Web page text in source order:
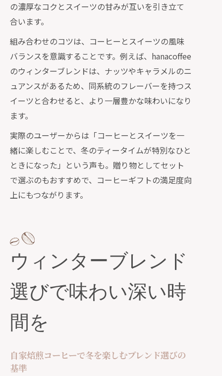
の濃厚なコクとスイーツの甘みが互いを引き立て
合います。
組み合わせのコツは、コーヒーとスイーツの風味
バランスを意識することです。例えば、hanacoffee
のウィンターブレンドは、ナッツやキャラメルのニ
ュアンスがあるため、同系統のフレーバーを持つス
イーツと合わせると、より一層豊かな味わいになり
ます。
実際のユーザーからは「コーヒーとスイーツを一
緒に楽しむことで、冬のティータイムが特別なひと
ときになった」という声も。贈り物としてセット
で選ぶのもおすすめで、コーヒーギフトの満足度向
上にもつながります。
ウィンターブレンド
選びで味わい深い時
間を
自家焙煎コーヒーで冬を楽しむブレンド選びの
基準